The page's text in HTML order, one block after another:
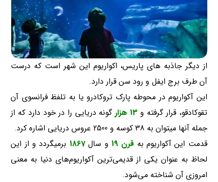
از دیگر جاذبه های پاریس، اکواریوم این شهر است که درست
آن طرف برج ایفل و رود سن قرار دارد.
این آکواریوم در محوطه پارک تروکادرو یا به تلفظ فرانسوی آن
تقوکادقو، قرار گرفته و 13 هزار
گونه دریایی را در خود دارد که از
جمله آنها میتوان به 38 کوسه و 2500 عروس دریایی اشاره کرد.
قدمت این آکواریوم به قرن 19 و سال1867 برمیگردد و از این
لحاظ به عنوان یکی از قدیمی‌ترین آکواریوم‌های دنیا به معنی
امروزی آن شناخته می‌شود.